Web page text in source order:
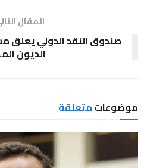
المقال
صندوق النقد الدولي يعلق
الديون
موضوعاتمتعلقة